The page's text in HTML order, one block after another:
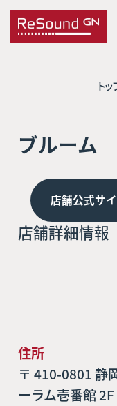
ト
ブルーム
店舗公式サ
店舗詳細情報
住所
〒 410-0801 静
ーラム壱番館 2F